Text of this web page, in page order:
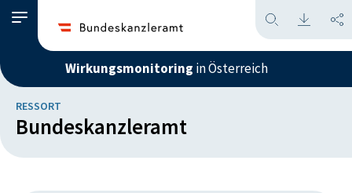
Wirkungsmonitoring in Österreich
RESSORT
Bundeskanzleramt